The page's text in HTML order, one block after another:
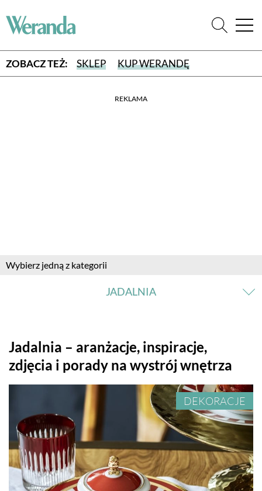
ZOBACZ TEŻ: SKLEP KUP WERANDĘ
REKLAMA
Wybierz jedną z kategorii
JADALNIA
KUCHNIA
JADALNIA
ŁAZIENKA
SYPIALNIA
Jadalnia – aranżacje, inspiracje,
zdjęcia i porady na wystrój wnętrza
DEKORACJE